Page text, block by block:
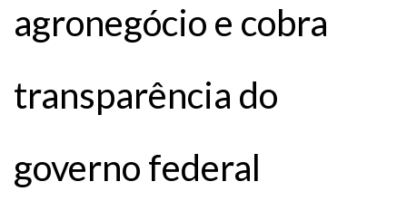
agronegócio e cobra
transparência do
governo federal